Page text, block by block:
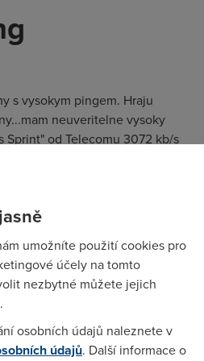
s vysokym pingem. Hraju
neuveritelne vysoky
Sprint" od Telecomu 3072 kb/s
neni problem...ale
Nevite..cim by to mohlo byt?
ping - např. 55, nebo 70, kolik ?
kde hraješ na Gamezone,
umožníte použití cookies pro
účely na tomto
nezbytné můžete jejich
osobních údajů naleznete v
údajů. Další informace o